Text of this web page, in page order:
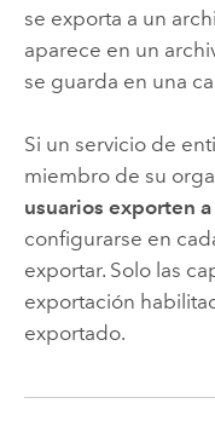
se exporta a un
aparece en un
se guarda en una
Si un servicio de
miembro de su
usuarios exporten
configurarse en
exportar. Solo las
exportación
exportado.